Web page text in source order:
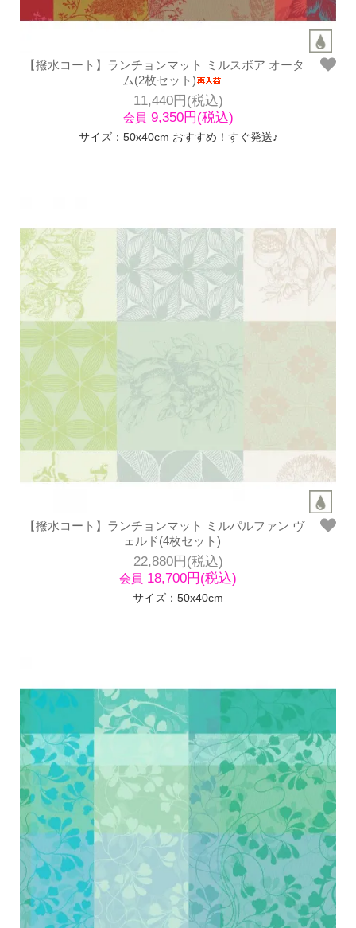
【撥水コート】ランチョンマット ミルスボア オータ
ム(2枚セット)
11,440円(税込)
会員 9,350円(税込)
サイズ：50x40cm おすすめ！すぐ発送♪
【撥水コート】ランチョンマット ミルパルファン ヴ
ェルド(4枚セット)
22,880円(税込)
会員 18,700円(税込)
サイズ：50x40cm